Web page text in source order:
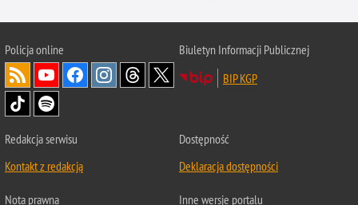
Policjaonline
Biuletyn Informacji Publicznej
BIP KGP
Redakcja serwisu
Kontakt z redakcją
Dostępność
Deklaracja dostępności
Nota prawna Inne wersje portalu